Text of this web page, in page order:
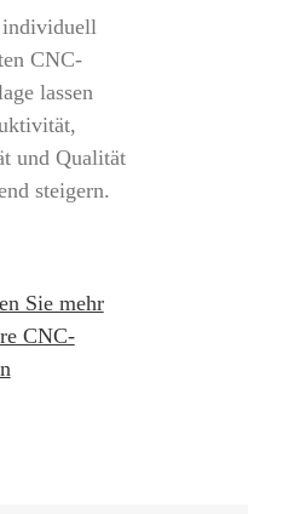
CNC-
lassen
und Qualität
steigern.
Sie mehr
CNC-